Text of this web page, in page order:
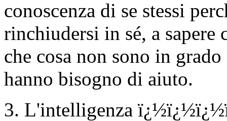
conoscenza di se stessi
rinchiudersi in sé, a sapere
che cosa non sono in
hanno bisogno di aiuto.
3. L'intelligenza